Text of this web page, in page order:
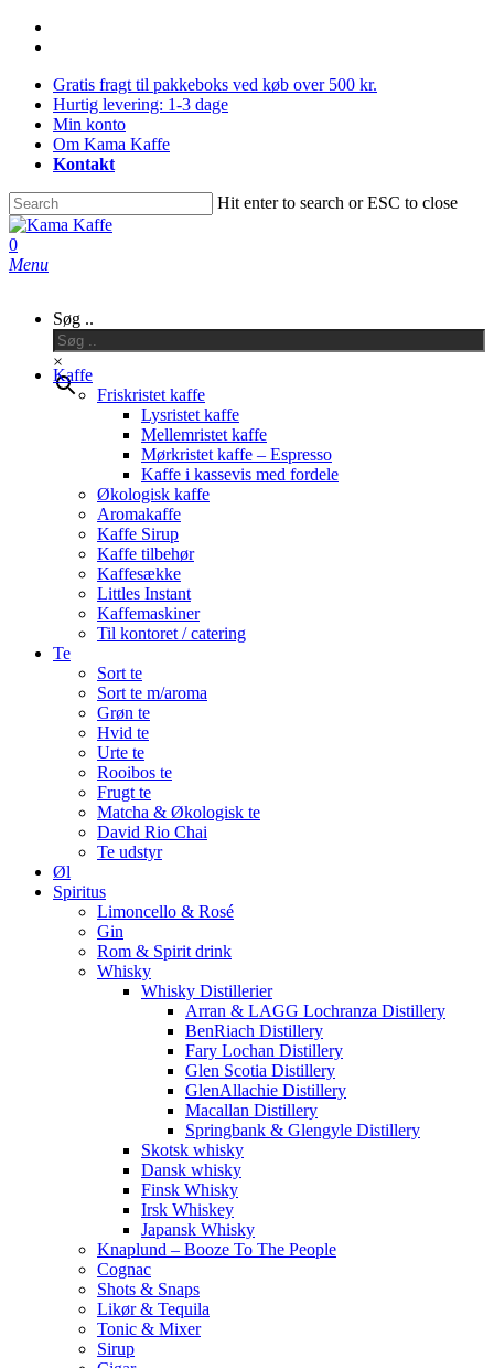
Skip
contentGratis fragt til pakkeboks ved køb over 500 kr.
Hurtig levering: 1-3 dage
Min konto
Om Kama Kaffe
Kontakt
Hit enter to search or ESC to close
Close
Search
0
Menu
Søg ..
×
Kaffe
Friskristet kaffe
Lysristet kaffe
Mellemristet kaffe
Mørkristet kaffe – Espresso
Kaffe i kassevis med fordele
Økologisk kaffe
Aromakaffe
Kaffe Sirup
Kaffe tilbehør
Kaffesække
Littles Instant
Kaffemaskiner
Til kontoret / catering
Te
Sort te
Sort te m/aroma
Grøn te
Hvid te
Urte te
Rooibos te
Frugt te
Matcha & Økologisk te
David Rio Chai
Te udstyr
Øl
Spiritus
Limoncello & Rosé
Gin
Rom & Spirit drink
Whisky
Whisky Distillerier
Arran & LAGG Lochranza Distillery
BenRiach Distillery
Fary Lochan Distillery
Glen Scotia Distillery
GlenAllachie Distillery
Macallan Distillery
Springbank & Glengyle Distillery
Skotsk whisky
Dansk whisky
Finsk Whisky
Irsk Whiskey
Japansk Whisky
Knaplund – Booze To The People
Cognac
Shots & Snaps
Likør & Tequila
Tonic & Mixer
Sirup